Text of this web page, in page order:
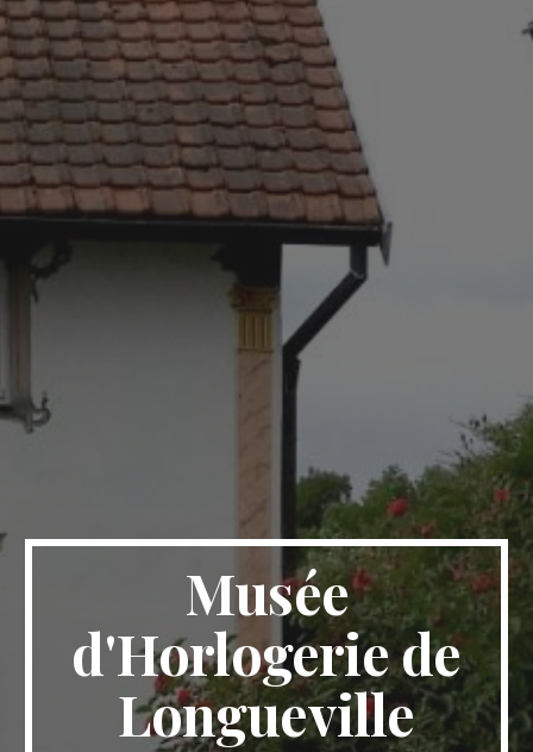
Musée
d'Horlogerie de
Longueville